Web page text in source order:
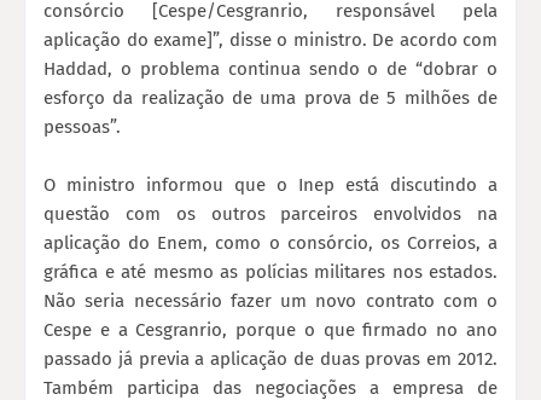
consórcio [Cespe/Cesgranrio, responsável pela
aplicação do exame]”, disse o ministro. De acordo com
Haddad, o problema continua sendo o de “dobrar o
esforço da realização de uma prova de 5 milhões de
pessoas”.
O ministro informou que o Inep está discutindo a
questão com os outros parceiros envolvidos na
aplicação do Enem, como o consórcio, os Correios, a
gráfica e até mesmo as polícias militares nos estados.
Não seria necessário fazer um novo contrato com o
Cespe e a Cesgranrio, porque o que firmado no ano
passado já previa a aplicação de duas provas em 2012.
Também participa das negociações a empresa de